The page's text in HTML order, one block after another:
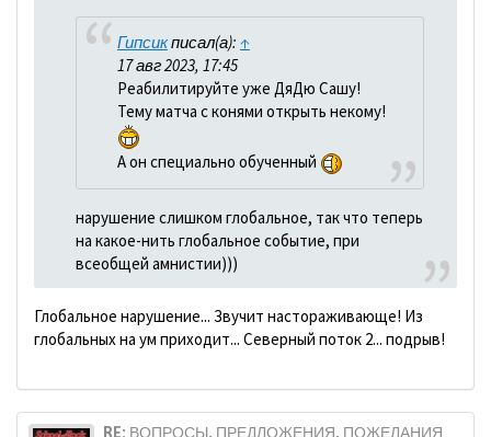
Гипсикписал(а): ↑
17 авг 2023, 17:45
Реабилитируйте уже ДяДю Сашу!
Тему матча с конями открыть некому!
А он специально обученный
нарушение слишком глобальное, так что теперь
на какое-нить глобальное событие, при
всеобщей амнистии)))
Глобальное нарушение... Звучит настораживающе! Из
глобальных на ум приходит... Северный поток 2... подрыв!
RE: ВОПРОСЫ, ПРЕДЛОЖЕНИЯ, ПОЖЕЛАНИЯ